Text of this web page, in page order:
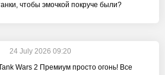
чтобы эмочкой покруче были?
24 July 2026 09:20
Wars 2 Премиум просто огонь! Все